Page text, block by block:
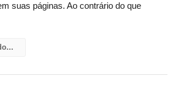
suas páginas. Ao contrário do que